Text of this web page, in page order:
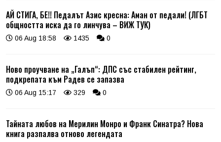
АЙ СТИГА, БЕ!! Педалът Азис кресна: Аман от педали! (ЛГБТ
общността иска да го линчува – ВИЖ ТУК)
06 Aug 18:58 1435 0
Ново проучване на „Галъп“: ДПС със стабилен рейтинг,
подкрепата към Радев се запазва
06 Aug 15:17 329 0
Тайната любов на Мерилин Монро и Франк Синатра? Нова
книга разпалва отново легендата